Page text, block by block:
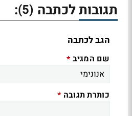
תגובות לכתבה (5)
:
הגב לכתבה
שם המגיב *
כותרת תגובה *